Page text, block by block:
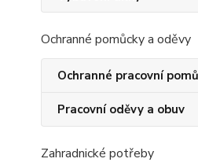
Ochranné pomůcky a oděvy
Ochranné pracovní
Pracovní oděvy a obuv
Zahradnické potřeby